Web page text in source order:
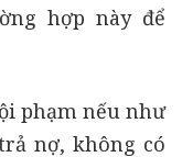
hợp này để
phạm nếu như
nợ, không có